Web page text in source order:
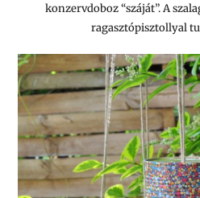
konzervdoboz “száját”. A
ragasztópisztollyal